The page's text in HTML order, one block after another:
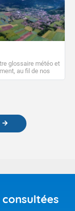
glossaire météo et
au fil de nos
utiles vers nos